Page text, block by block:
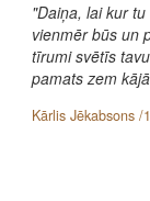
"Daiņa, lai kur
vienmēr būs un
tīrumi svētīs
pamats zem
Kārlis Jēkabsons /